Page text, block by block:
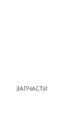
ЗАПЧАСТИ